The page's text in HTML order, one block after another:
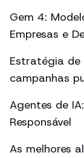
Gem 4:
Empresas e
Estratégia
campanhas
Agentes de
Responsável
As melhores